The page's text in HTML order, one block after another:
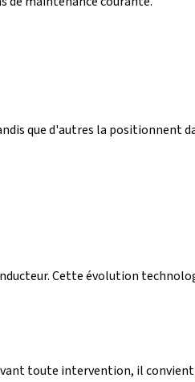
que d'autres la positionnent
Cette évolution
toute intervention, il